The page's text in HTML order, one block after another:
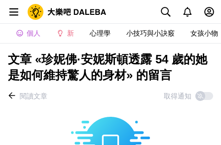
個人 新 心理學 小技巧與小訣竅 女孩小物
文章 «珍妮佛·安妮斯頓透露 54 歲的她
是如何維持驚人的身材» 的留言
閱讀文章 取得通知